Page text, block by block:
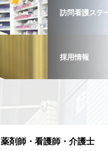
訪問看護ステ
採用情報
薬剤師・看護師・介護士